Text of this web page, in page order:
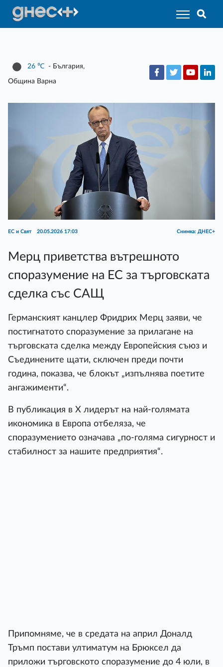
26 ℃ - България,
Община Варна
ЕС и Свят 20.05.2026 17:03 Снимка: ДНЕС+
Мерц приветства вътрешното
споразумение на ЕС за търговската
сделка със САЩ
Германският канцлер Фридрих Мерц заяви, че
постигнатото споразумение за прилагане на
търговската сделка между Европейския съюз и
Съединените щати, сключен преди почти
година, показва, че блокът „изпълнява поетите
ангажименти“.
В публикация в X лидерът на най-голямата
икономика в Европа отбеляза, че
споразумението означава „по-голяма сигурност и
стабилност за нашите предприятия“.
Припомняме, че в средата на април Доналд
Тръмп постави ултиматум на Брюксел да
приложи търговското споразумение до 4 юли, в